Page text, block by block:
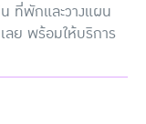
ที่พักและวางแผน
ลย พร้อมให้บริการ